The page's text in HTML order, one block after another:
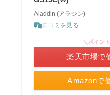
Aladdin (アラジン)
口コミを見る
Amazonで
＼ポイン
楽天市場で